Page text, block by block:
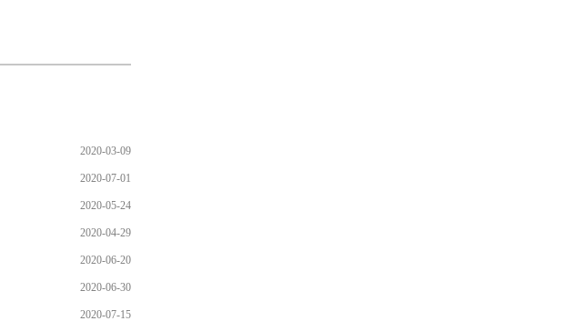
2020-03-09
2020-07-01
2020-05-24
2020-04-29
2020-06-20
2020-06-30
2020-07-15